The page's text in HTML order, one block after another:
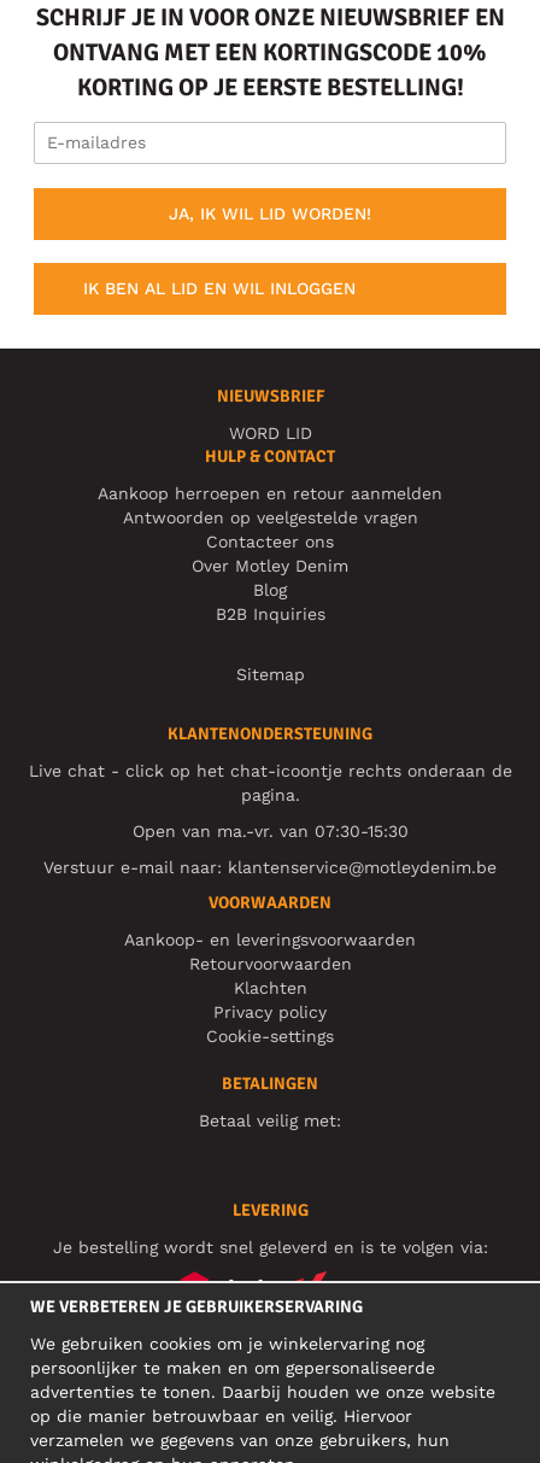
SCHRIJF JE IN VOOR ONZE NIEUWSBRIEF EN
ONTVANG MET EEN KORTINGSCODE 10%
KORTING OP JE EERSTE BESTELLING!
JA, IK WIL LID WORDEN!
IK BEN AL LID EN WIL INLOGGEN
NIEUWSBRIEF
WORD LID
HULP & CONTACT
Aankoop herroepen en retour aanmelden
Antwoorden op veelgestelde vragen
Contacteer ons
Over Motley Denim
Blog
B2B Inquiries
Sitemap
KLANTENONDERSTEUNING
Live chat - click op het chat-icoontje rechts onderaan de
pagina.
Open van ma.-vr. van 07:30-15:30
Verstuur e-mail naar: klantenservice@motleydenim.be
VOORWAARDEN
Aankoop- en leveringsvoorwaarden
Retourvoorwaarden
Klachten
Privacy policy
Cookie-settings
BETALINGEN
Betaal veilig met:
LEVERING
Je bestelling wordt snel geleverd en is te volgen via:
SOCIAL MEDIA
ZAKELIJK ADRES
WE VERBETEREN JE GEBRUIKERSERVARING
We gebruiken cookies om je winkelervaring nog
persoonlijker te maken en om gepersonaliseerde
advertenties te tonen. Daarbij houden we onze website
op die manier betrouwbaar en veilig. Hiervoor
verzamelen we gegevens van onze gebruikers, hun